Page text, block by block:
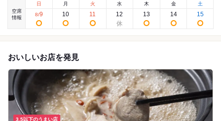
空席
情報
日
8/9
月
10
火
11
水
12
木
13
金
14
土
15
おいしいお店を発見
3.5以下のうまい店